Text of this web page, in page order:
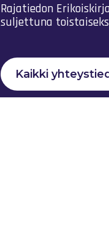
Rajatiedon
suljettuna
Kaikki